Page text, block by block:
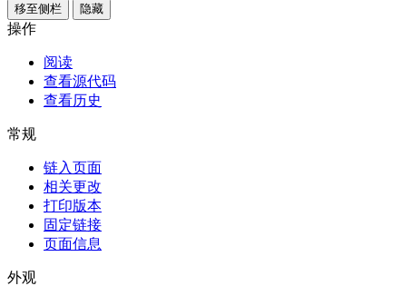
移至侧栏 隐藏
操作
阅读
查看源代码
查看历史
常规
链入页面
相关更改
打印版本
固定链接
页面信息
外观